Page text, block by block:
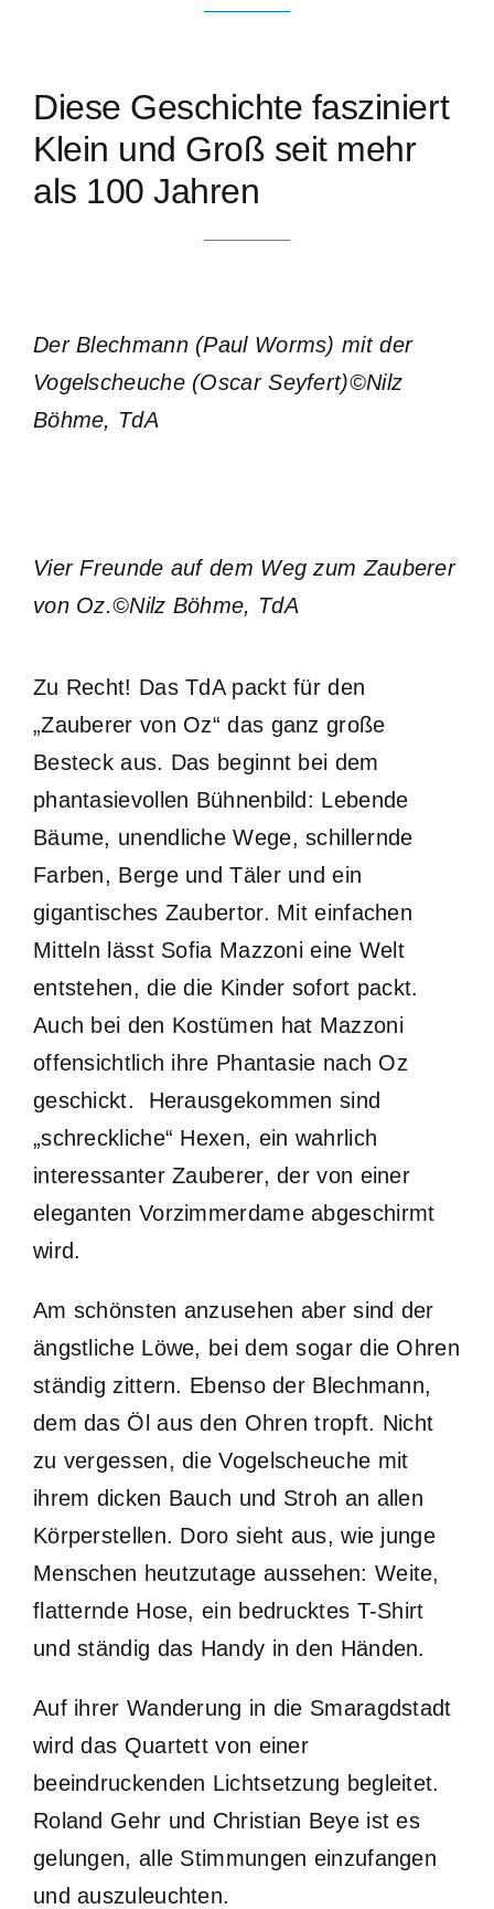
Diese Geschichte fasziniert
Klein und Groß seit mehr
als 100 Jahren
Der Blechmann (Paul Worms) mit der
Vogelscheuche (Oscar Seyfert)©Nilz
Böhme, TdA
Vier Freunde auf dem Weg zum Zauberer
von Oz.©Nilz Böhme, TdA
Zu Recht! Das TdA packt für den
„Zauberer von Oz“ das ganz große
Besteck aus. Das beginnt bei dem
phantasievollen Bühnenbild: Lebende
Bäume, unendliche Wege, schillernde
Farben, Berge und Täler und ein
gigantisches Zaubertor. Mit einfachen
Mitteln lässt Sofia Mazzoni eine Welt
entstehen, die die Kinder sofort packt.
Auch bei den Kostümen hat Mazzoni
offensichtlich ihre Phantasie nach Oz
geschickt. Herausgekommen sind
„schreckliche“ Hexen, ein wahrlich
interessanter Zauberer, der von einer
eleganten Vorzimmerdame abgeschirmt
wird.
Am schönsten anzusehen aber sind der
ängstliche Löwe, bei dem sogar die Ohren
ständig zittern. Ebenso der Blechmann,
dem das Öl aus den Ohren tropft. Nicht
zu vergessen, die Vogelscheuche mit
ihrem dicken Bauch und Stroh an allen
Körperstellen. Doro sieht aus, wie junge
Menschen heutzutage aussehen: Weite,
flatternde Hose, ein bedrucktes T-Shirt
und ständig das Handy in den Händen.
Auf ihrer Wanderung in die Smaragdstadt
wird das Quartett von einer
beeindruckenden Lichtsetzung begleitet.
Roland Gehr und Christian Beye ist es
gelungen, alle Stimmungen einzufangen
und auszuleuchten.